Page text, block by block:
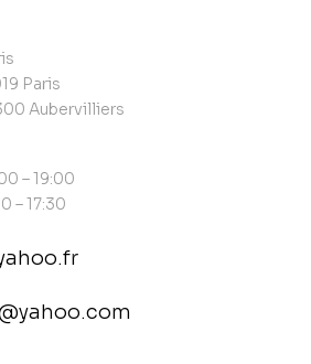
Paris
Aubervilliers
– 19:00
– 17:30